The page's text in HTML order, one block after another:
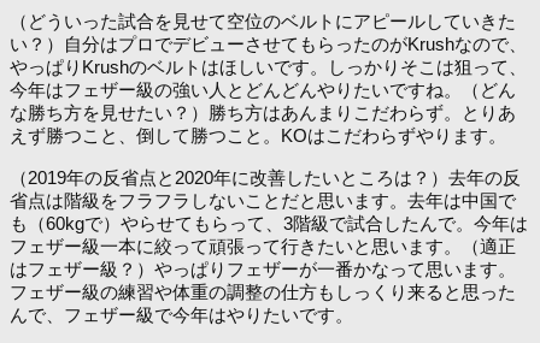
（どういった試合を見せて空位のベルトにアピールしていきた
い？）自分はプロでデビューさせてもらったのがKrushなので、
やっぱりKrushのベルトはほしいです。しっかりそこは狙って、
今年はフェザー級の強い人とどんどんやりたいですね。（どん
な勝ち方を見せたい？）勝ち方はあんまりこだわらず。とりあ
えず勝つこと、倒して勝つこと。KOはこだわらずやります。
（2019年の反省点と2020年に改善したいところは？）去年の反
省点は階級をフラフラしないことだと思います。去年は中国で
も（60kgで）やらせてもらって、3階級で試合したんで。今年は
フェザー級一本に絞って頑張って行きたいと思います。（適正
はフェザー級？）やっぱりフェザーが一番かなって思います。
フェザー級の練習や体重の調整の仕方もしっくり来ると思った
んで、フェザー級で今年はやりたいです。